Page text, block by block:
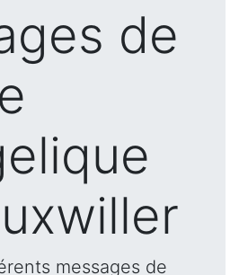
de
messages de